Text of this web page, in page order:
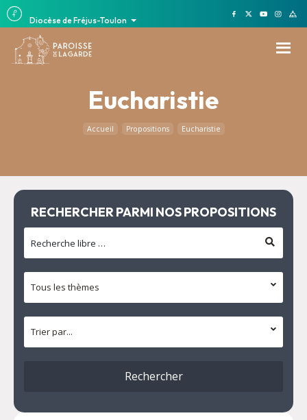
Diocèse de Fréjus-Toulon
Eucharistie
Accueil Propositions Eucharistie
RECHERCHER PARMI NOS PROPOSITIONS